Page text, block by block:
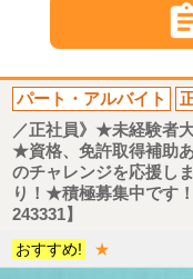
パート・アルバイト
／正社員》★未経験者
★資格、免許取得補助
のチャレンジを応援し
り！★積極募集中です
243331】
おすすめ!
★